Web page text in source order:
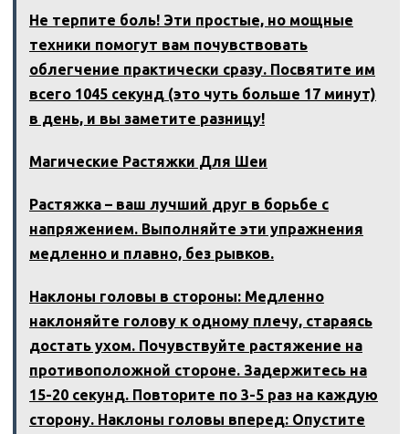
Не терпите боль! Эти простые, но мощные
техники помогут вам почувствовать
облегчение практически сразу. Посвятите им
всего 1045 секунд (это чуть больше 17 минут)
в день, и вы заметите разницу!
Магические Растяжки Для Шеи
Растяжка – ваш лучший друг в борьбе с
напряжением. Выполняйте эти упражнения
медленно и плавно, без рывков.
Наклоны головы в стороны: Медленно
наклоняйте голову к одному плечу, стараясь
достать ухом. Почувствуйте растяжение на
противоположной стороне. Задержитесь на
15-20 секунд. Повторите по 3-5 раз на каждую
сторону. Наклоны головы вперед: Опустите